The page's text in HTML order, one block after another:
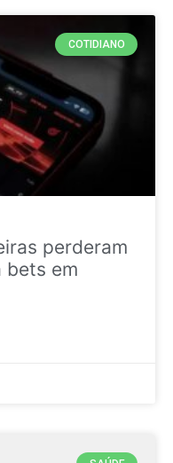
COTIDIANO
perderam
bets em